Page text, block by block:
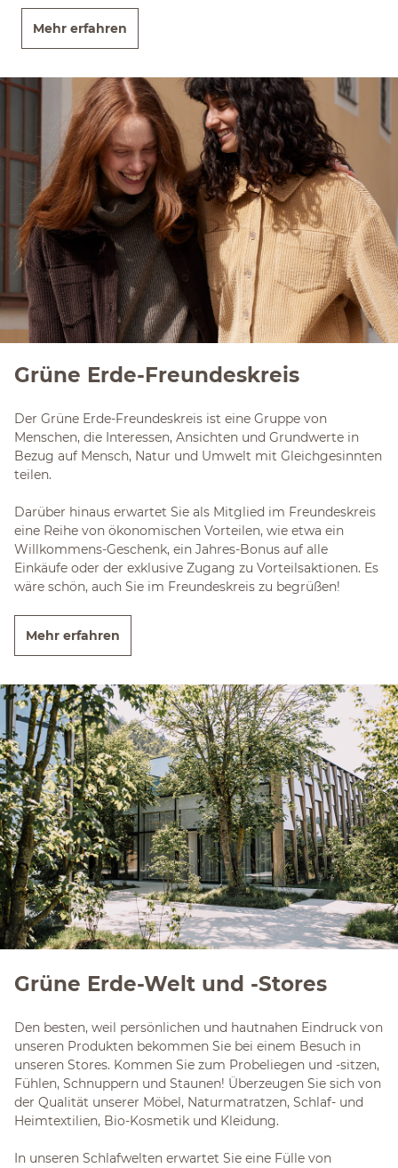
Mehr erfahren
Grüne Erde-Freundeskreis
Der Grüne Erde-Freundeskreis ist eine Gruppe von
Menschen, die Interessen, Ansichten und Grundwerte in
Bezug auf Mensch, Natur und Umwelt mit Gleichgesinnten
teilen.
Darüber hinaus erwartet Sie als Mitglied im Freundeskreis
eine Reihe von ökonomischen Vorteilen, wie etwa ein
Willkommens-Geschenk, ein Jahres-Bonus auf alle
Einkäufe oder der exklusive Zugang zu Vorteilsaktionen. Es
wäre schön, auch Sie im Freundeskreis zu begrüßen!
Mehr erfahren
Grüne Erde-Welt und -Stores
Den besten, weil persönlichen und hautnahen Eindruck von
unseren Produkten bekommen Sie bei einem Besuch in
unseren Stores. Kommen Sie zum Probeliegen und -sitzen,
Fühlen, Schnuppern und Staunen! Überzeugen Sie sich von
der Qualität unserer Möbel, Naturmatratzen, Schlaf- und
Heimtextilien, Bio-Kosmetik und Kleidung.
In unseren Schlafwelten erwartet Sie eine Fülle von